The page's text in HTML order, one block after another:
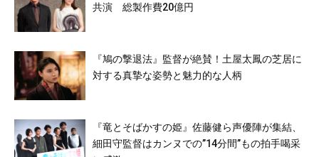
共演 総製作費20億円
『鳩の撃退法』監督が絶賛！土屋太鳳の芝居に
対する真摯な姿勢と魅力的な人柄
『竜とそばかすの姫』佐藤健ら声優陣が集結、
細田守監督はカンヌでの”14分間”もの拍手喝采